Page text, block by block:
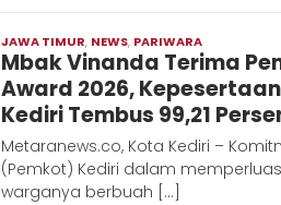
JAWA TIMUR, NEWS, PARIWARA
Hadi
Mbak Vinanda Terima
Award 2026,
Kediri Tembus 99,21
Metaranews.co, Kota Kediri –
(Pemkot) Kediri dalam
warganya berbuah […]